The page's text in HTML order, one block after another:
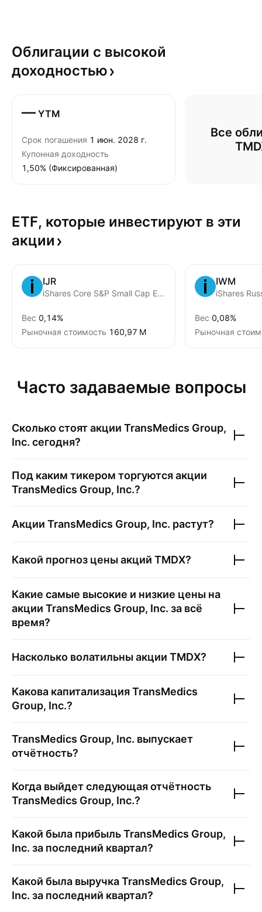
Облигации с высокой
доходностью
— YTM
Срок погашения 1 июн. 2028 г.
Купонная доходность
1,50% (Фиксированная)
Все
ETF, которые инвестируют в эти
акции
IJR
iShares Core S&P Small Cap ETF
Вес 0,14%
Рыночная стоимость ‪160,97 M‬
IWM
iShares
Вес 0,08%
Рыночная
Часто задаваемые вопросы
Сколько стоят акции TransMedics Group,
Inc. сегодня?
Под каким тикером торгуются акции
TransMedics Group, Inc.?
Акции TransMedics Group, Inc. растут?
Какой прогноз цены акций TMDX?
Какие самые высокие и низкие цены на
акции TransMedics Group, Inc. за всё
время?
Насколько волатильны акции TMDX?
Какова капитализацияTransMedics
Group, Inc.?
TransMedics Group, Inc. выпускает
отчётность?
Когда выйдет следующая отчётность
TransMedics Group, Inc.?
Какой была прибыльTransMedics Group,
Inc. за последний квартал?
Какой была выручкаTransMedics Group,
Inc. за последний квартал?